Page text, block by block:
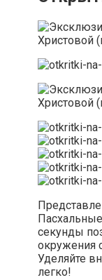
секунды
окружения
Уделяйте
легко!